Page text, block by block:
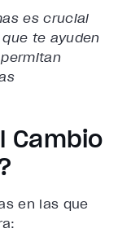
es crucial
te ayuden
Cambio
en las que